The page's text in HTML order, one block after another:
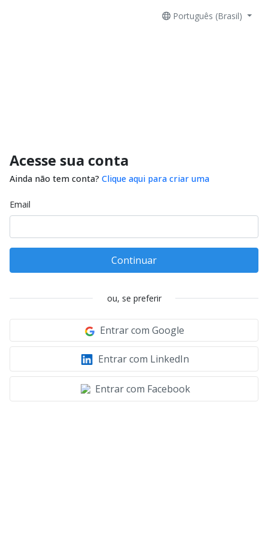
Português (Brasil)
Acesse sua conta
Ainda não tem conta? Clique aqui para criar uma
Email
Continuar
ou, se preferir
Entrar com Google
Entrar com LinkedIn
Entrar com Facebook